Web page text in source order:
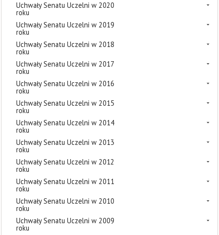
Uchwały Senatu Uczelni w 2020
roku
Uchwały Senatu Uczelni w 2019
roku
Uchwały Senatu Uczelni w 2018
roku
Uchwały Senatu Uczelni w 2017
roku
Uchwały Senatu Uczelni w 2016
roku
Uchwały Senatu Uczelni w 2015
roku
Uchwały Senatu Uczelni w 2014
roku
Uchwały Senatu Uczelni w 2013
roku
Uchwały Senatu Uczelni w 2012
roku
Uchwały Senatu Uczelni w 2011
roku
Uchwały Senatu Uczelni w 2010
roku
Uchwały Senatu Uczelni w 2009
roku